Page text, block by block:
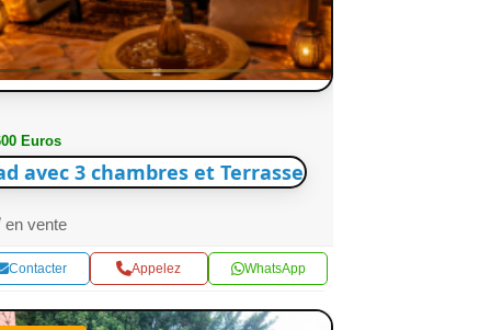
Euros
avec 3 chambres et Terrasse
en vente
Contacter Appelez WhatsApp